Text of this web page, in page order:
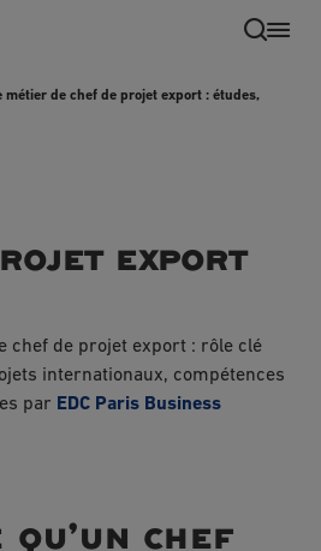
de chef de projet export : études, salaire
export
chef de projet export : rôle clé
internationaux, compétences
par EDC Paris Business
qu’un chef